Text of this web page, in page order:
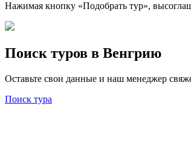
Нажимая кнопку «Подобрать тур»,
Поиск туров в Венгрию
Оставьте свои данные и наш менеджер
Поиск тура